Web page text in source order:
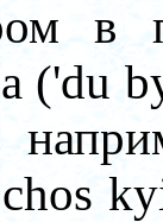
в
('du
chos